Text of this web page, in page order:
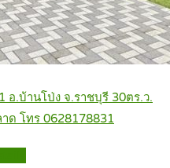
.บ้านโป่ง จ.ราชบุรี 30ตร.ว.
ด โทร 0628178831